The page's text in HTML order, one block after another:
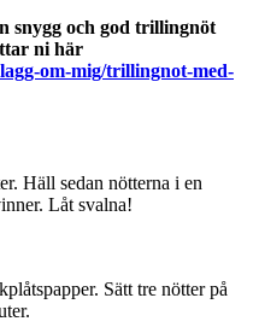
snygg och god trillingnöt
ni här
om-mig/trillingnot-med-
Häll sedan nötterna i en
Låt svalna!
Sätt tre nötter på